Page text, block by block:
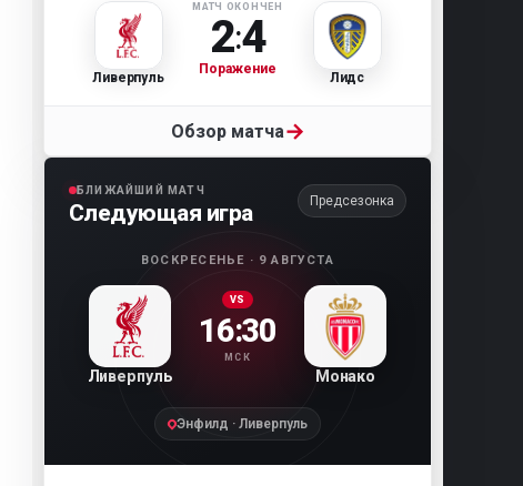
Ливерпуль
МАТЧ ОКОНЧЕН
2:4
Поражение
Лидс
Обзор матча→
БЛИЖАЙШИЙ МАТЧ
Следующая игра Предсезонка
ВОСКРЕСЕНЬЕ · 9 АВГУСТА
Ливерпуль
VS
16:30
МСК
Монако
Энфилд · Ливерпуль